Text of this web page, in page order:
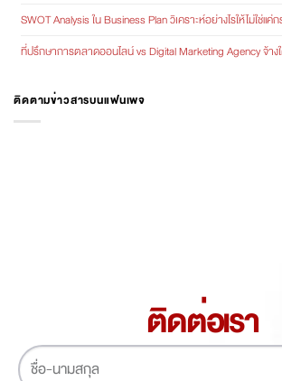
SWOT Analysis ใน Business Plan วิเคราะห์อย่างไรให้ไม่ใช่แ
ที่ปรึกษาการตลาดออนไลน์ vs Digital Marketing Agency จ้า
ติดตามข่าวสารบนแฟนเพจ
ติดต่อเรา